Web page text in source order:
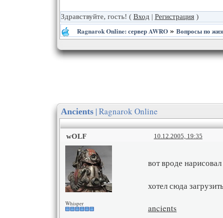
Здравствуйте, гость! ( Вход | Регистрация)
Ragnarok Online: сервер AWRO» Вопросы по
Ancients| Ragnarok Online
wOLF 10.12.2005, 19:35
Whisper
вот вроде
хотел сюда
ancients